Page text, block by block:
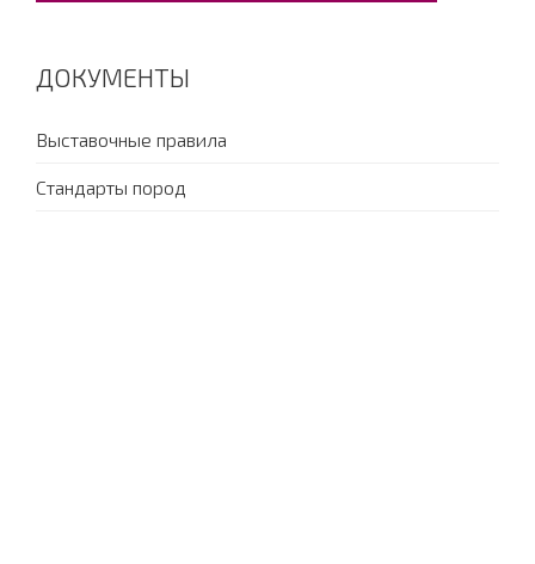
ДОКУМЕНТЫ
Выставочные правила
Стандарты пород